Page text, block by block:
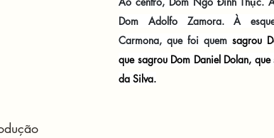
Dom Adolfo Zamora. À
Carmona, que foi quem sagrou
que sagrou Dom Daniel Dolan, que
da Silva.